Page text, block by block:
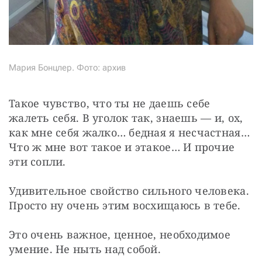
Мария Бонцлер. Фото: архив
Такое чувство, что ты не даешь себе
жалеть себя. В уголок так, знаешь — и, ох,
как мне себя жалко… бедная я несчастная…
Что ж мне вот такое и этакое… И прочие
эти сопли.
Удивительное свойство сильного человека.
Просто ну очень этим восхищаюсь в тебе.
Это очень важное, ценное, необходимое
умение. Не ныть над собой.